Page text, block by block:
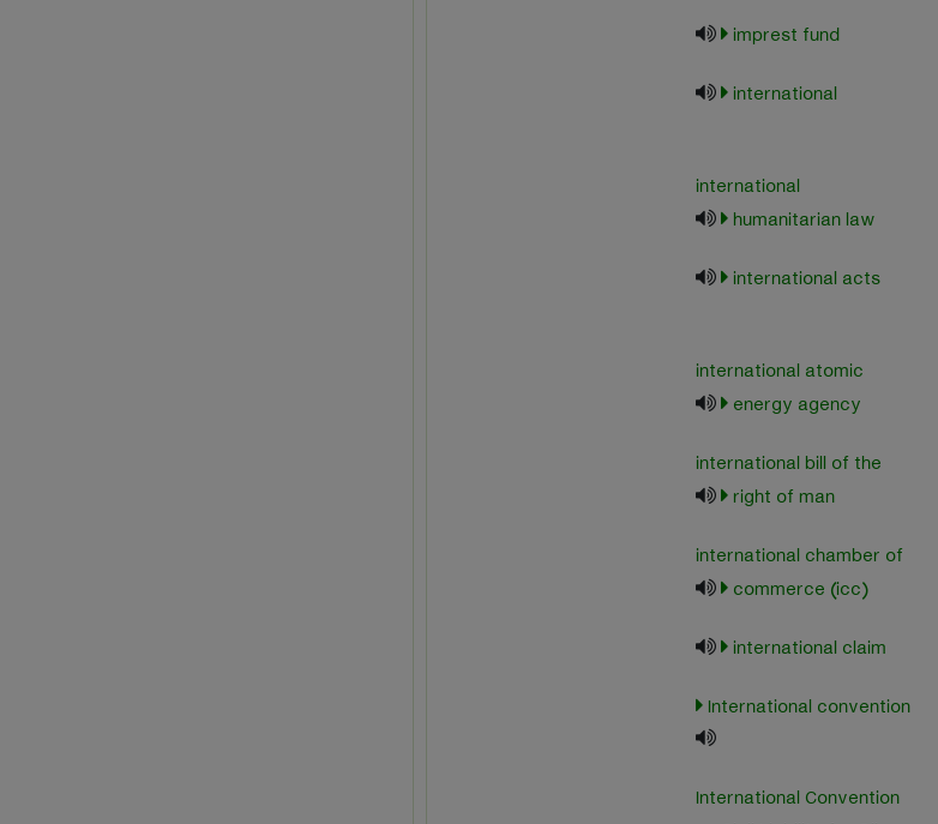
imprest fund
international
international
humanitarian law
international acts
international atomic
energy agency
international bill of the
right of man
international chamber of
commerce (icc)
international claim
International convention
International Convention